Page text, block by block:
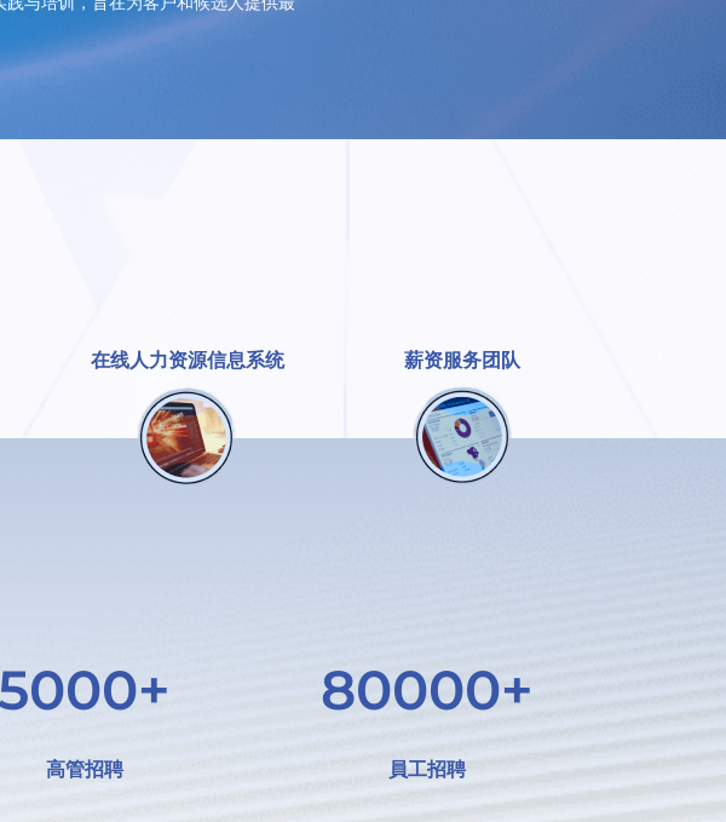
在线人力资源信息系统 薪资服务团队
高管招聘
80000+
員工招聘